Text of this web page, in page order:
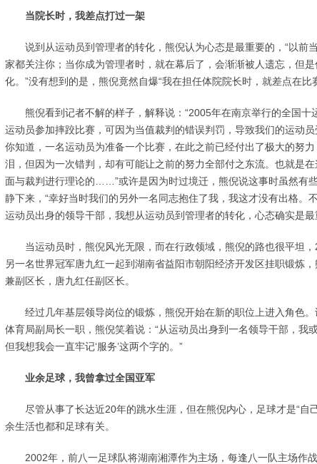
当院长时，我差点打过一架
说到从运动员到管理者的转化，熊倪认为心态是最重要的，“以前
家都关注你；当你成为管理者时，就在幕后了，会渐渐被人遗忘，但
化。”没有想到的是，熊倪竟然自爆“我在担任体院院长时，就差点在比
熊倪看到记者不解的样子，解释说：“2005年在南京举行的全国十
运动员参加摔跤比赛，可因为当值裁判的错误判罚，导致我们的运动员
你知道，一名运动员为准备一个比赛，在此之前已经付出了极大的努
泪，但因为一次错判，却有可能让之前的努力全部付之东流。也就是
面与裁判进行理论的……”或许是因为时过境迁，熊倪说这事时虽然有
静下来，“幸好当时我们的另外一名同志抱住了我，我这才没有出格。
运动员出身的领导干部，我想从运动员到管理者的转化，心态确实是最
当运动员时，熊倪风光无限，而在行政领域，熊倪的路也很平坦，
另一名世界冠军唐九红一起到湖南省益阳市朝阳经济开发区挂职锻炼
兼副区长，唐九红任副区长。
经过几年基层领导岗位的锻炼，熊倪开始在新的职位上进入角色。
体育局副局长一职，熊倪笑着说：“从运动员出身到一名领导干部，我
但我想我会一直牢记‘服务’这两个字的。”
业余足球，我曾拿过全国亚军
尽管从事了长达近20年的跳水生涯，但在熊倪内心，足球才是“自
余生活也都和足球有关。
2002年，前八一足球队将湖南湘潭作为主场，每逢八一队主场作战